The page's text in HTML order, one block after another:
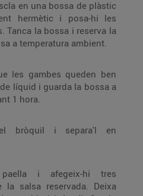
en una bossa de plàstic
la bossa i reserva la
a temperatura ambient.
les gambes queden ben
la bossa a
1 hora.
bròquil i separa'l en
i afegeix-hi tres
Deixa